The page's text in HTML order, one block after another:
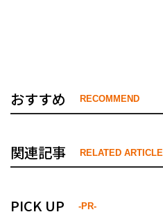
おすすめ RECOMMEND
関連記事 RELATED ARTICLE
PICK UP -PR-